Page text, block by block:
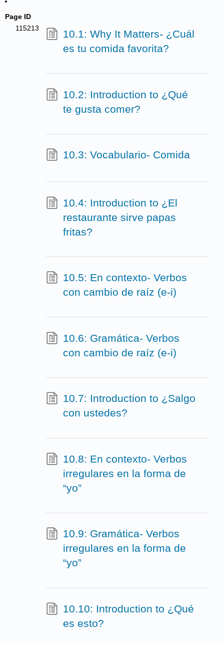
Page ID
115213
10.1: Why It Matters- ¿Cuál
es tu comida favorita?
10.2: Introduction to ¿Qué
te gusta comer?
10.3: Vocabulario- Comida
10.4: Introduction to ¿El
restaurante sirve papas
fritas?
10.5: En contexto- Verbos
con cambio de raíz (e-i)
10.6: Gramática- Verbos
con cambio de raíz (e-i)
10.7: Introduction to ¿Salgo
con ustedes?
10.8: En contexto- Verbos
irregulares en la forma de
“yo”
10.9: Gramática- Verbos
irregulares en la forma de
“yo”
10.10: Introduction to ¿Qué
es esto?